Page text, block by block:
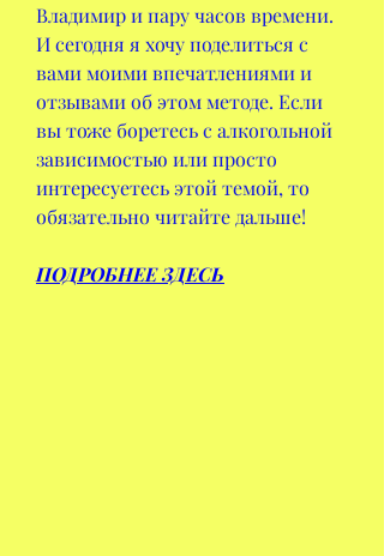
Владимир и пару часов времени.
И сегодня я хочу поделиться с
вами моими впечатлениями и
отзывами об этом методе. Если
вы тоже боретесь с алкогольной
зависимостью или просто
интересуетесь этой темой, то
обязательно читайте дальше!
ПОДРОБНЕЕ ЗДЕСЬ